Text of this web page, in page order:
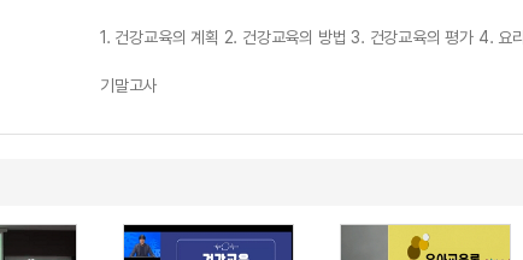
1. 건강교육의 계획 2. 건강교육의 방법 3. 건강교육의 평가 4. 요
기말고사